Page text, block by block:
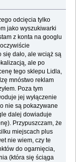
odcięcia tylko
jako wyszukiwarki
z konta na googlu
się dało, ale wciąż są
ale po
tego sklepu Lidla,
mnóstwo reklam
Poza tym
jej wyłączenie
nie są pokazywane
dalej dowiaduje
Przypuszczam, że
miejscach plus
nie wiem, czy te
do ogarnięcia,
(która się ściąga